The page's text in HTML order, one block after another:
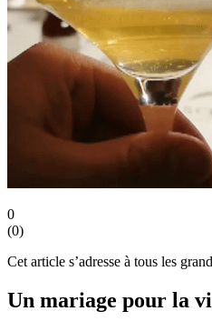
0
(0)
Cet article s’adresse à tous les
Un mariage pour la